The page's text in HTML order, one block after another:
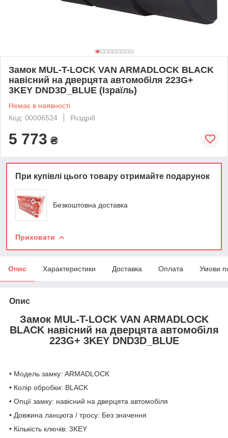
Замок MUL-T-LOCK VAN ARMADLOCK BLACK
навісний на дверцята автомобіля 223G+
3KEY DND3D_BLUE (Ізраїль)
Немає в наявності
Код: 00006524
Роздріб
5 773 ₴
При купівлі цього товару отримайте подарунок
Безкоштовна доставка
Приховати
Опис Характеристики Доставка Оплата Умови
Опис
Замок MUL-T-LOCK VAN ARMADLOCK
BLACK навісний на дверцята автомобіля
223G+ 3KEY DND3D_BLUE
• Модель замку: ARMADLOCK
• Колір обробки: BLACK
• Опції замку: навісний на дверцята автомобіля
• Довжина ланцюга / тросу: Без значення
• Кількість ключів: 3KEY